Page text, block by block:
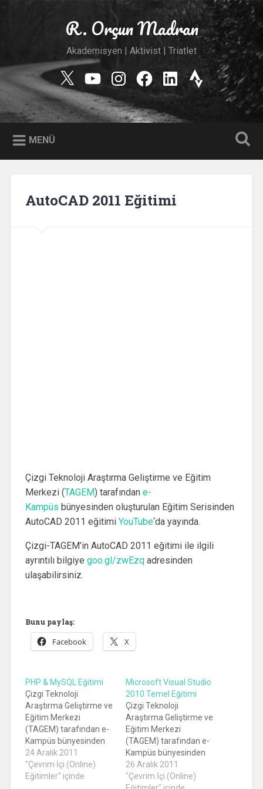
R. Orçun Madran
Akademisyen | Aktivist | Triatlet
TwitterYouTube
Instagram
Facebook
Linkedin
Strava
MENÜ
AutoCAD 2011 Eğitimi
Çizgi Teknoloji Araştırma Geliştirme ve Eğitim
Merkezi (TAGEM) tarafından e-
Kampüs bünyesinden oluşturulan Eğitim Serisinden
AutoCAD 2011 eğitimi YouTube‘da yayında.
Çizgi-TAGEM’in AutoCAD 2011 eğitimi ile ilgili
ayrıntılı bilgiye goo.gl/zwEzqadresinden
ulaşabilirsiniz.
Bunu paylaş:
Facebook X
PHP & MySQL Eğitimi
Çizgi Teknoloji
Araştırma Geliştirme ve
Eğitim Merkezi
(TAGEM) tarafından e-
Kampüs bünyesinden
oluşturulan Eğitim
Serisinden PHP &
MySQL eğitimi
24 Aralık 2011
"Çevrim İçi (Online)
Eğitimler" içinde
Microsoft Visual Studio
2010 Temel Eğitimi
Çizgi Teknoloji
Araştırma Geliştirme ve
Eğitim Merkezi
(TAGEM) tarafından e-
Kampüs bünyesinden
oluşturulan Eğitim
Serisinden PHP &
26 Aralık 2011
"Çevrim İçi (Online)